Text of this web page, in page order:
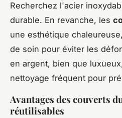
Recherchez l'acier
durable. En revanche, les
une esthétique
de soin pour éviter les
en argent, bien que
nettoyage fréquent pour
Avantages des couverts
réutilisables